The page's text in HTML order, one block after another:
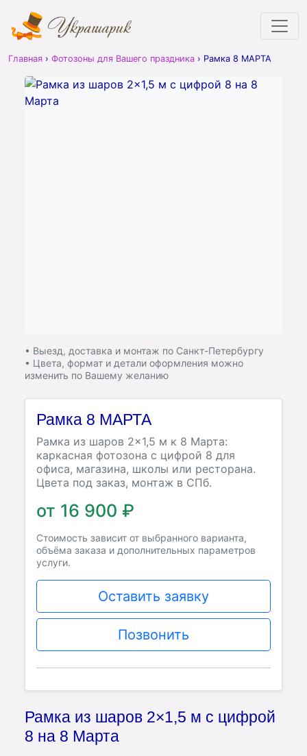
Главная › Фотозоны для Вашего праздника › Рамка 8 МАРТА
• Выезд, доставка и монтаж по Санкт-Петербургу
• Цвета, формат и детали оформления можно
изменить по Вашему желанию
Рамка 8 МАРТА
Рамка из шаров 2×1,5 м к 8 Марта:
каркасная фотозона с цифрой 8 для
офиса, магазина, школы или ресторана.
Цвета под заказ, монтаж в СПб.
от 16 900 ₽
Стоимость зависит от выбранного варианта,
объёма заказа и дополнительных параметров
услуги.
Оставить заявку
Позвонить
Рамка из шаров 2×1,5 м с цифрой
8 на 8 Марта